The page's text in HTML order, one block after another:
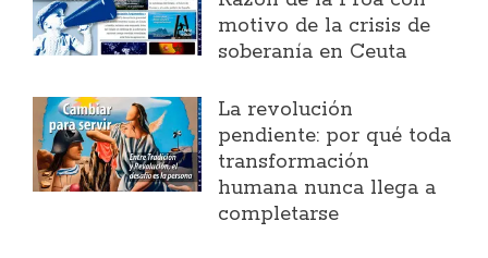
motivo de la crisis de
soberanía en Ceuta
La revolución
pendiente: por qué toda
transformación
humana nunca llega a
completarse